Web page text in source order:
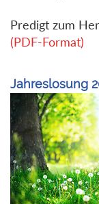
Predigt zum
(PDF-Format)
Jahreslosung